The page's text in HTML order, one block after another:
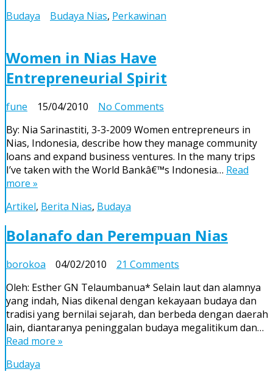
Budaya
Budaya Nias, Perkawinan
Women in Nias Have
Entrepreneurial Spirit
fune 15/04/2010 No Comments
in
Nias
Have
Entrepreneurial
By: Nia Sarinastiti, 3-3-2009 Women entrepreneurs in
Nias, Indonesia, describe how they manage community
loans and expand business ventures. In the many trips
I’ve taken with the World Bankâ€™s Indonesia… Read
more »
Artikel, Berita Nias, Budaya
Bolanafo dan Perempuan Nias
borokoa 04/02/2010 21 Comments
dan
Perempuan
Nias
Oleh: Esther GN Telaumbanua* Selain laut dan alamnya
yang indah, Nias dikenal dengan kekayaan budaya dan
tradisi yang bernilai sejarah, dan berbeda dengan daerah
lain, diantaranya peninggalan budaya megalitikum dan…
Read more »
Budaya